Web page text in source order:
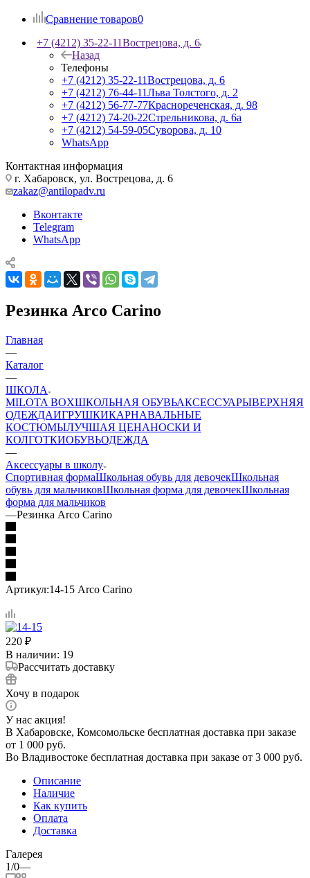
Сравнение товаров0
+7 (4212) 35-22-11Вострецова, д. 6
Назад
Телефоны
+7 (4212) 35-22-11Вострецова, д. 6
+7 (4212) 76-44-11Льва Толстого, д. 2
+7 (4212) 56-77-77Краснореченская, д. 98
+7 (4212) 74-20-22Стрельникова, д. 6а
+7 (4212) 54-59-05Суворова, д. 10
WhatsApp
Контактная информация
г. Хабаровск, ул. Вострецова, д. 6
zakaz@antilopadv.ru
Вконтакте
Telegram
WhatsApp
Резинка Arco Carino
Главная
—
Каталог
—
ШКОЛА
MILOTA BOXШКОЛЬНАЯ ОБУВЬАКСЕССУАРЫВЕРХНЯЯ
ОДЕЖДАИГРУШКИКАРНАВАЛЬНЫЕ
КОСТЮМЫЛУЧШАЯ ЦЕНАНОСКИ И
КОЛГОТКИОБУВЬОДЕЖДА
—
Аксессуары в школу
Спортивная формаШкольная обувь для девочекШкольная
обувь для мальчиковШкольная форма для девочекШкольная
форма для мальчиков
—Резинка Arco Carino
Артикул:14-15 Arco Carino
220 ₽
В наличии: 19
Рассчитать доставку
Хочу в подарок
У нас акция!
В Хабаровске, Комсомольске бесплатная доставка при заказе
от 1 000 руб.
Во Владивостоке бесплатная доставка при заказе от 3 000 руб.
Описание
Наличие
Как купить
Оплата
Доставка
Галерея
1/0—